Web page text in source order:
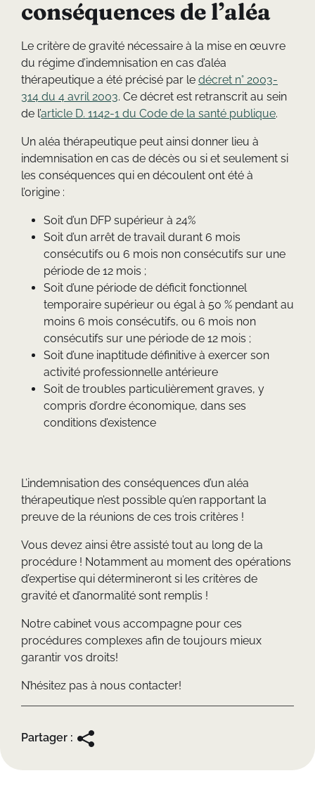
conséquences de l’aléa
Le critère de gravité nécessaire à la mise en œuvre
du régime d’indemnisation en cas d’aléa
thérapeutique a été précisé par le décret n° 2003-
314 du 4 avril 2003. Ce décret est retranscrit au sein
de l’article D. 1142-1 du Code de la santé publique.
Un aléa thérapeutique peut ainsi donner lieu à
indemnisation en cas de décès ou si et seulement si
les conséquences qui en découlent ont été à
l’origine :
Soit d’un DFP supérieur à 24%
Soit d’un arrêt de travail durant 6 mois
consécutifs ou 6 mois non consécutifs sur une
période de 12 mois ;
Soit d’une période de déficit fonctionnel
temporaire supérieur ou égal à 50 % pendant au
moins 6 mois consécutifs, ou 6 mois non
consécutifs sur une période de 12 mois ;
Soit d’une inaptitude définitive à exercer son
activité professionnelle antérieure
Soit de troubles particulièrement graves, y
compris d’ordre économique, dans ses
conditions d’existence
L’indemnisation des conséquences d’un aléa
thérapeutique n’est possible qu’en rapportant la
preuve de la réunions de ces trois critères !
Vous devez ainsi être assisté tout au long de la
procédure ! Notamment au moment des opérations
d’expertise qui détermineront si les critères de
gravité et d’anormalité sont remplis !
Notre cabinet vous accompagne pour ces
procédures complexes afin de toujours mieux
garantir vos droits!
N’hésitez pas à nous contacter!
Partager :